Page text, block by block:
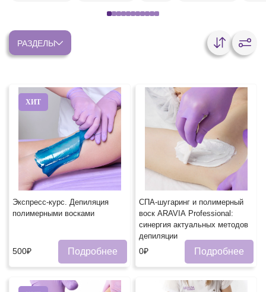
РАЗДЕЛЫ
ХИТ
Экспресс-курс. Депиляция
полимерными восками
500₽ Подробнее
СПА-шугаринг и полимерный
воск ARAVIA Professional:
синергия актуальных методов
депиляции
0₽ Подробнее